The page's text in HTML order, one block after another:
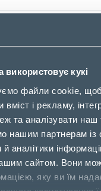
використовує кукі
файли cookie, щоб
вміст і рекламу,
та аналізувати
нашим партнерам із
аналітики
сайтом. Вони
яку ви їм
SMB
шафи,
аксесуари
дому
даних (СЗД)